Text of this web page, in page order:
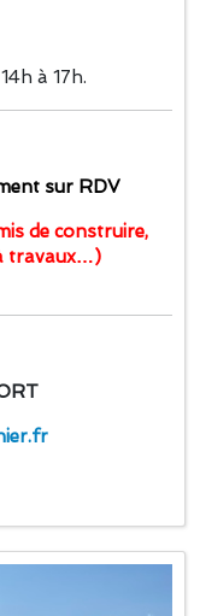
à 17h.
sur RDV
de construire,
travaux…)